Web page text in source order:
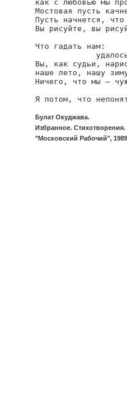
как с любовью мы
Мостовая пусть
Пусть начнется,
Вы рисуйте, вы
Что гадать нам:
Вы, как судьи,
наше лето, нашу
Ничего, что мы —
Я потом, что
Булат Окуджава.
Избранное. Стихотворения.
"Московский Рабочий",